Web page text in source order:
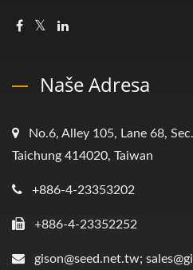
Naše Adresa
No.6, Alley 105, Lane 68,
Taichung 414020, Taiwan
+886-4-23353202
+886-4-23352252
gison@seed.net.tw;